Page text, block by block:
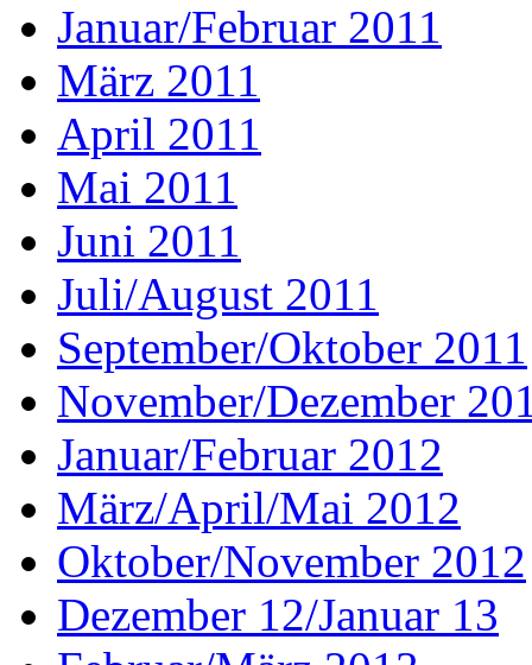
Januar/Februar 2011
März 2011
April 2011
Mai 2011
Juni 2011
Juli/August 2011
September/Oktober 2011
November/Dezember
Januar/Februar 2012
März/April/Mai 2012
Oktober/November 2012
Dezember 12/Januar 13